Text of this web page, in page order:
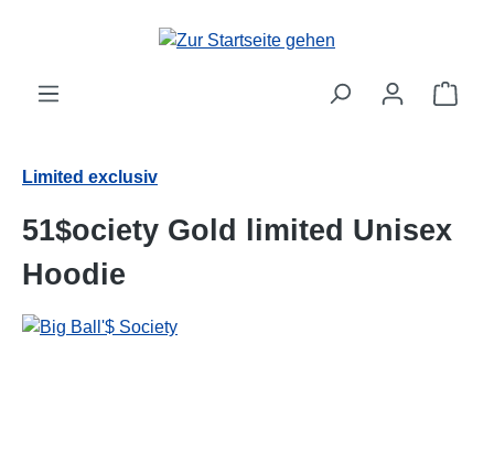
Limited exclusiv
51$ociety Gold limited Unisex
Hoodie